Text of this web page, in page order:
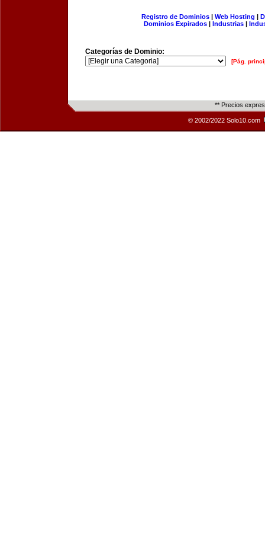
Registro de Dominios| Web Hosting |
Dominios Expirados | Industrias |
Categorías de Dominio:
[Pág.
** Precios
© 2002/2022 Solo10.com